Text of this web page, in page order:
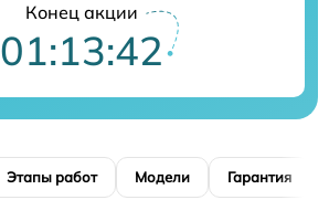
Конец акции
01:13:41
Этапы работ Модели Гарантия